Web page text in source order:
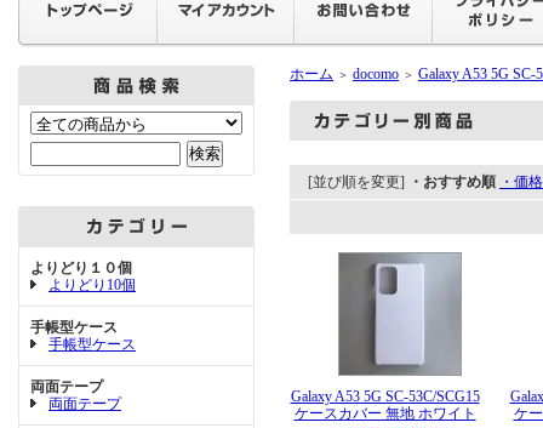
よりどり１０個
よりどり10個
手帳型ケース
手帳型ケース
両面テープ
両面テープ
ホーム ＞ docomo ＞ Galaxy A53 5G SC-
[並び順を変更] ・おすすめ順 ・価
Galaxy A53 5G SC-53C/SCG15
ケースカバー 無地 ホワイト
ケ